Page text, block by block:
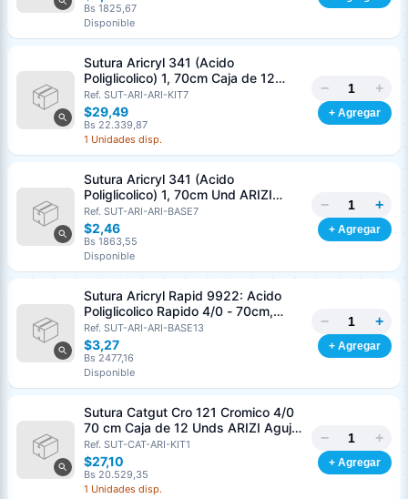
Bs 1825,67
Disponible
Sutura Aricryl 341 (Acido
Poliglicolico) 1, 70cm Caja de 12
Unds ARIZI Aguja de 1/2 Circulo
Punta Conica 36mm
Ref. SUT-ARI-ARI-KIT7
$29,49
Bs 22.339,87
1 Unidades disp.
− +
+ Agregar
Sutura Aricryl 341 (Acido
Poliglicolico) 1, 70cm Und ARIZI
Aguja de 1/2 Circulo Punta Conica
36mm
Ref. SUT-ARI-ARI-BASE7
$2,46
Bs 1863,55
Disponible
− +
+ Agregar
Sutura Aricryl Rapid 9922: Acido
Poliglicolico Rapido 4/0 - 70cm,
aguja de 3/8 Corte Inverso 19mm
Und ARIZI Absorbible
Ref. SUT-ARI-ARI-BASE13
$3,27
Bs 2477,16
Disponible
− +
+ Agregar
Sutura Catgut Cro 121 Cromico 4/0
70 cm Caja de 12 Unds ARIZI Aguja
de 1/2 Circulo Punta Conica 26 mm
Ref. SUT-CAT-ARI-KIT1
$27,10
Bs 20.529,35
1 Unidades disp.
− +
+ Agregar
Cancelar